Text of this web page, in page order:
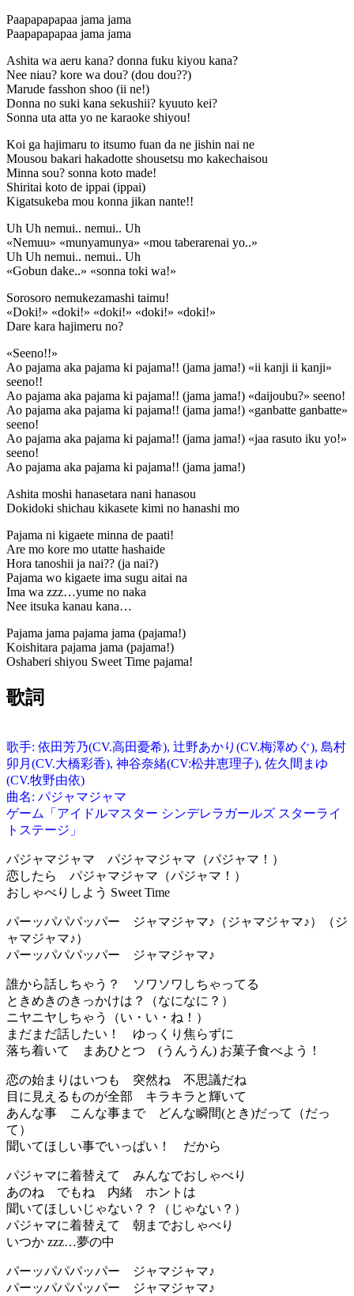
Paapapapapaa jama jama
Paapapapapaa jama jama
Ashita wa aeru kana? donna fuku kiyou kana?
Nee niau? kore wa dou? (dou dou??)
Marude fasshon shoo (ii ne!)
Donna no suki kana sekushii? kyuuto kei?
Sonna uta atta yo ne karaoke shiyou!
Koi ga hajimaru to itsumo fuan da ne jishin nai ne
Mousou bakari hakadotte shousetsu mo kakechaisou
Minna sou? sonna koto made!
Shiritai koto de ippai (ippai)
Kigatsukeba mou konna jikan nante!!
Uh Uh nemui.. nemui.. Uh
«Nemuu» «munyamunya» «mou taberarenai yo..»
Uh Uh nemui.. nemui.. Uh
«Gobun dake..» «sonna toki wa!»
Sorosoro nemukezamashi taimu!
«Doki!» «doki!» «doki!» «doki!» «doki!»
Dare kara hajimeru no?
«Seeno!!»
Ao pajama aka pajama ki pajama!! (jama jama!) «ii kanji ii kanji»
seeno!!
Ao pajama aka pajama ki pajama!! (jama jama!) «daijoubu?» seeno!
Ao pajama aka pajama ki pajama!! (jama jama!) «ganbatte ganbatte»
seeno!
Ao pajama aka pajama ki pajama!! (jama jama!) «jaa rasuto iku yo!»
seeno!
Ao pajama aka pajama ki pajama!! (jama jama!)
Ashita moshi hanasetara nani hanasou
Dokidoki shichau kikasete kimi no hanashi mo
Pajama ni kigaete minna de paati!
Are mo kore mo utatte hashaide
Hora tanoshii ja nai?? (ja nai?)
Pajama wo kigaete ima sugu aitai na
Ima wa zzz…yume no naka
Nee itsuka kanau kana…
Pajama jama pajama jama (pajama!)
Koishitara pajama jama (pajama!)
Oshaberi shiyou Sweet Time pajama!
歌詞
歌手: 依田芳乃(CV.高田憂希), 辻野あかり(CV.梅澤めぐ), 島村
卯月(CV.大橋彩香), 神谷奈緒(CV:松井恵理子), 佐久間まゆ
(CV.牧野由依)
曲名: パジャマジャマ
ゲーム「アイドルマスター シンデレラガールズ スターライ
トステージ」
パジャマジャマ パジャマジャマ（パジャマ！）
恋したら パジャマジャマ（パジャマ！）
おしゃべりしよう Sweet Time
パーッパパパッパー ジャマジャマ♪（ジャマジャマ♪）（ジ
ャマジャマ♪）
パーッパパパッパー ジャマジャマ♪
誰から話しちゃう？ ソワソワしちゃってる
ときめきのきっかけは？（なになに？）
ニヤニヤしちゃう（い・い・ね！）
まだまだ話したい！ ゆっくり焦らずに
落ち着いて まあひとつ (うんうん) お菓子食べよう！
恋の始まりはいつも 突然ね 不思議だね
目に見えるものが全部 キラキラと輝いて
あんな事 こんな事まで どんな瞬間(とき)だって（だっ
て）
聞いてほしい事でいっぱい！ だから
パジャマに着替えて みんなでおしゃべり
あのね でもね 内緒 ホントは
聞いてほしいじゃない？？（じゃない？）
パジャマに着替えて 朝までおしゃべり
いつか zzz…夢の中
パーッパパパッパー ジャマジャマ♪
パーッパパパッパー ジャマジャマ♪